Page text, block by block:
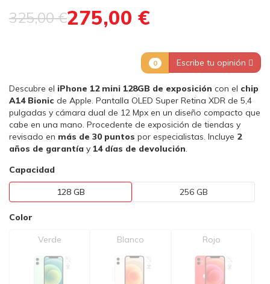
325,00 €275,00 €
0 Escribe tu opinión
Descubre el iPhone 12 mini 128GB de exposición con el chip
A14 Bionic de Apple. Pantalla OLED Super Retina XDR de 5,4
pulgadas y cámara dual de 12 Mpx en un diseño compacto que
cabe en una mano. Procedente de exposición de tiendas y
revisado en más de 30 puntos por especialistas. Incluye 2
años de garantía y 14 días de devolución
Capacidad
128 GB 256 GB
Color
Verde Blanco Rojo